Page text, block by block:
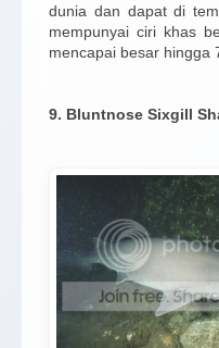
dunia dan dapat di
mempunyai ciri khas
mencapai besar hingga
9. Bluntnose Sixgill